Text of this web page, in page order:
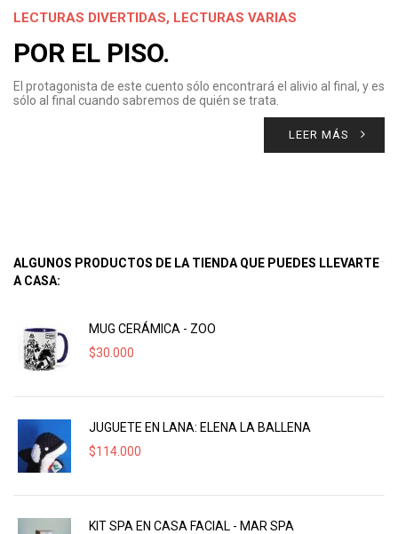
LECTURAS DIVERTIDAS, LECTURAS VARIAS
POR EL PISO.
El protagonista de este cuento sólo encontrará el alivio al final, y es
sólo al final cuando sabremos de quién se trata.
LEER MÁS
ALGUNOS PRODUCTOS DE LA TIENDA QUE PUEDES LLEVARTE
A CASA:
MUG CERÁMICA - ZOO
$30.000
JUGUETE EN LANA: ELENA LA BALLENA
$114.000
KIT SPA EN CASA FACIAL - MAR SPA